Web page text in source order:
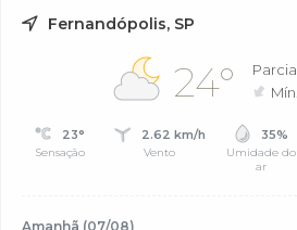
Fernandópolis, SP
24°
Mín.
23°
Sensação
2.62 km/h
Vento
35%
Umidade do
ar
Amanhã (07/08)